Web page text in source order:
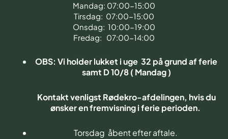
Mandag: 07:00-15:00
Tirsdag: 07:00-15:00
Onsdag: 10:00-19:00
Fredag: 07:00-14:00
OBS: Vi holder lukket i uge 32 på grund af ferie
samt D 10/8 ( Mandag )
Kontakt venligst Rødekro-afdelingen, hvis du
ønsker en fremvisning i ferie perioden.
Torsdag åbent efter aftale.